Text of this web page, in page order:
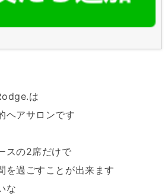
は
ヘアサロンです
スの2席だけで
を過ごすことが出来ます
な